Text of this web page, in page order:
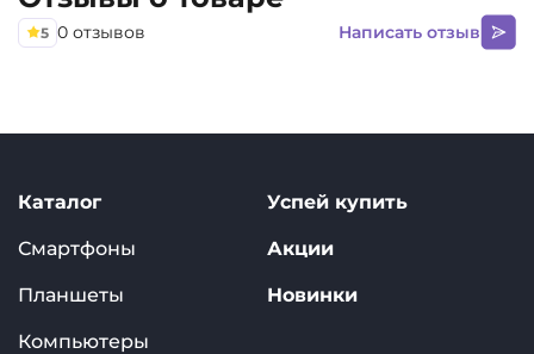
5 0 отзывов Написать отзыв
Каталог
Смартфоны
Планшеты
Компьютеры
Успей купить
Акции
Новинки